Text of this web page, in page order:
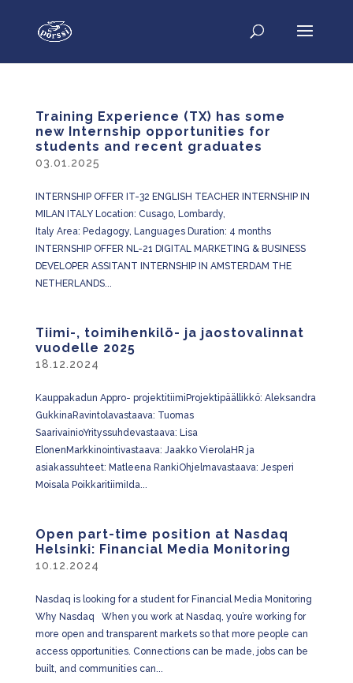
Training Experience (TX) has some
new Internship opportunities for
students and recent graduates
03.01.2025
INTERNSHIP OFFER IT-32 ENGLISH TEACHER INTERNSHIP IN
MILAN ITALY Location: Cusago, Lombardy,
Italy Area: Pedagogy, Languages Duration: 4 months
INTERNSHIP OFFER NL-21 DIGITAL MARKETING & BUSINESS
DEVELOPER ASSITANT INTERNSHIP IN AMSTERDAM THE
NETHERLANDS...
Tiimi-, toimihenkilö- ja jaostovalinnat
vuodelle 2025
18.12.2024
Kauppakadun Appro- projektitiimiProjektipäällikkö: Aleksandra
GukkinaRavintolavastaava: Tuomas
SaarivainioYrityssuhdevastaava: Lisa
ElonenMarkkinointivastaava: Jaakko VierolaHR ja
asiakassuhteet: Matleena RankiOhjelmavastaava: Jesperi
Moisala PoikkaritiimiIda...
Open part-time position at Nasdaq
Helsinki: Financial Media Monitoring
10.12.2024
Nasdaq is looking for a student for Financial Media Monitoring
Why Nasdaq When you work at Nasdaq, you’re working for
more open and transparent markets so that more people can
access opportunities. Connections can be made, jobs can be
built, and communities can...